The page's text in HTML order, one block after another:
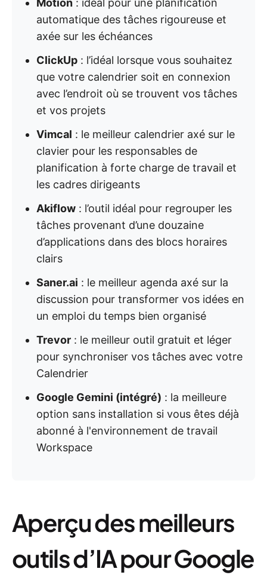
Motion : idéal pour une planification
automatique des tâches rigoureuse et
axée sur les échéances
ClickUp : l’idéal lorsque vous souhaitez
que votre calendrier soit en connexion
avec l’endroit où se trouvent vos tâches
et vos projets
Vimcal : le meilleur calendrier axé sur le
clavier pour les responsables de
planification à forte charge de travail et
les cadres dirigeants
Akiflow : l’outil idéal pour regrouper les
tâches provenant d’une douzaine
d’applications dans des blocs horaires
clairs
Saner.ai : le meilleur agenda axé sur la
discussion pour transformer vos idées en
un emploi du temps bien organisé
Trevor : le meilleur outil gratuit et léger
pour synchroniser vos tâches avec votre
Calendrier
Google Gemini (intégré) : la meilleure
option sans installation si vous êtes déjà
abonné à l'environnement de travail
Workspace
Aperçu des meilleurs
outils d’IA pour Google